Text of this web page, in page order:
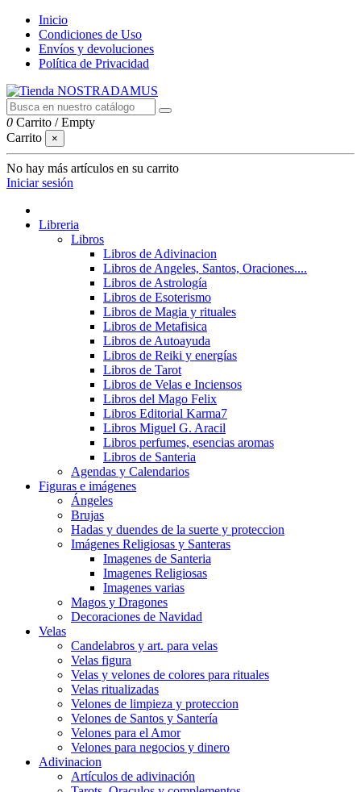
Inicio
Condiciones de Uso
Envíos y devoluciones
Política de Privacidad
0 Carrito /Empty
Carrito
×
No hay más artículos en su carrito
Iniciar sesión
Libreria
Libros
Libros de Adivinacion
Libros de Angeles, Santos, Oraciones....
Libros de Astrología
Libros de Esoterismo
Libros de Magia y rituales
Libros de Metafisica
Libros de Autoayuda
Libros de Reiki y energías
Libros de Tarot
Libros de Velas e Inciensos
Libros del Mago Felix
Libros Editorial Karma7
Libros Miguel G. Aracil
Libros perfumes, esencias aromas
Libros de Santeria
Agendas y Calendarios
Figuras e imágenes
Ángeles
Brujas
Hadas y duendes de la suerte y proteccion
Imágenes Religiosas y Santeras
Imagenes de Santeria
Imagenes Religiosas
Imagenes varias
Magos y Dragones
Decoraciones de Navidad
Velas
Candelabros y art. para velas
Velas figura
Velas y velones de colores para rituales
Velas ritualizadas
Velones de limpieza y proteccion
Velones de Santos y Santería
Velones para el Amor
Velones para negocios y dinero
Adivinacion
Artículos de adivinación